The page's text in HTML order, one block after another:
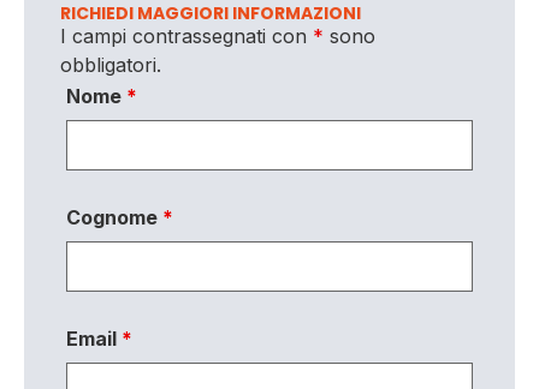
RICHIEDI MAGGIORI INFORMAZIONI
I campi contrassegnati con * sono
obbligatori.
Nome *
Cognome *
Email *